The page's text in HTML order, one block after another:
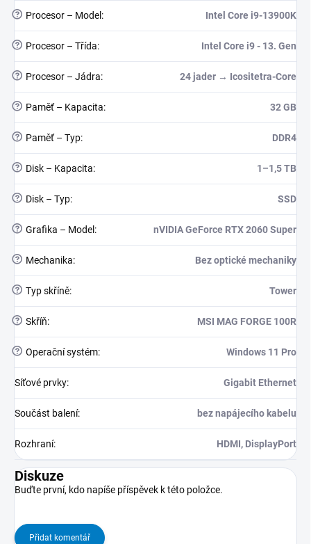
? Procesor – Model : Intel Core i9-13900K
? Procesor – Třída: Intel Core i9 - 13. Gen
? Procesor – Jádra: 24 jader → Icositetra-Core
? Paměť – Kapacita: 32 GB
? Paměť – Typ: DDR4
? Disk – Kapacita: 1–1,5 TB
? Disk – Typ: SSD
? Grafika – Model : nVIDIA GeForce RTX 2060 Super
? Mechanika: Bez optické mechaniky
? Typ skříně: Tower
? Skříň: MSI MAG FORGE 100R
? Operační systém: Windows 11 Pro
Síťové prvky: Gigabit Ethernet
Součást balení: bez napájecího kabelu
Rozhraní: HDMI, DisplayPort
Diskuze
Buďte první, kdo napíše příspěvek k této položce.
Přidat komentář